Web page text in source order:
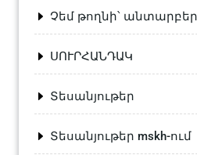
Չեմ թողնի՝
ՍՈՒՐՀԱՆԴԱԿ
Տեսանյութեր
Տեսանյութեր mskh-ում